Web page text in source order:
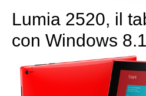
Lumia 2520, il
con Windows